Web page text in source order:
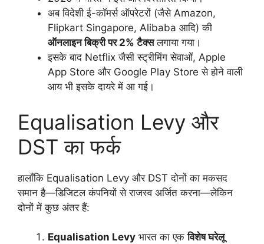
अब विदेशी ई-कॉमर्स ऑपरेटरों (जैसे Amazon,
Flipkart Singapore, Alibaba आदि) की
ऑनलाइन बिक्री पर 2% टैक्सलगाया गया।
इसके बाद Netflix जैसी स्ट्रीमिंग सेवाओं, Apple
App Store और Google Play Store से होने वाली
आय भी इसके दायरे में आ गई।
Equalisation Levy और
DST का फर्क
हालाँकि Equalisation Levy और DST दोनों का मकसद
समान है—डिजिटल कंपनियों से राजस्व अर्जित करना—लेकिन
दोनों में कुछ अंतर हैं:
Equalisation Levy भारत का एकविशेष घरेलू